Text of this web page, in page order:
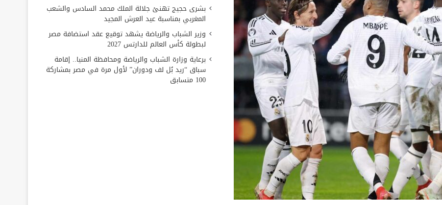
بشرى حجيج تهنئ جلالة الملك محمد السادس والشعب
المغربي بمناسبة عيد العرش المجيد
وزير الشباب والرياضة يشهد توقيع عقد استضافة مصر
لبطولة كأس العالم للدارتس 2027
برعاية وزارة الشباب والرياضة ومحافظة المنيا.. إقامة
سباق “ريد بُل لف ودوران” لأول مرة في مصر بمشاركة
100 متسابق